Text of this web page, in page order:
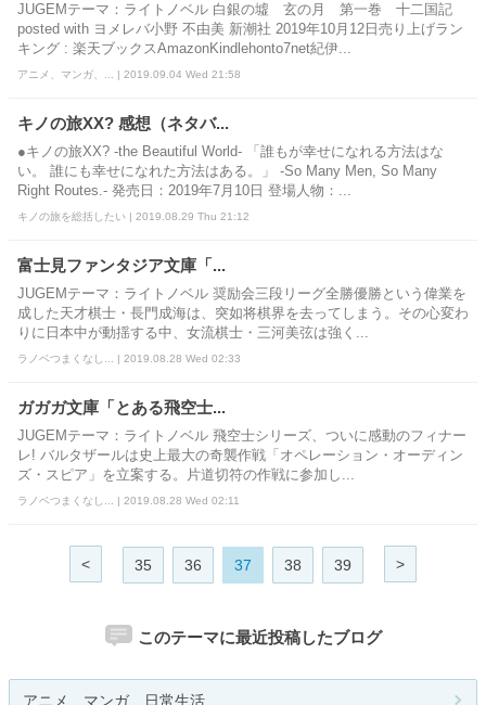
JUGEMテーマ：ライトノベル 白銀の墟 玄の月 第一巻 十二国記
posted with ヨメレバ小野 不由美 新潮社 2019年10月12日売り上げラン
キング : 楽天ブックスAmazonKindlehonto7net紀伊...
アニメ、マンガ、... | 2019.09.04 Wed 21:58
キノの旅XX? 感想（ネタバ...
●キノの旅XX? -the Beautiful World- 「誰もが幸せになれる方法はな
い。 誰にも幸せになれた方法はある。」 -So Many Men, So Many
Right Routes.- 発売日：2019年7月10日 登場人物：...
キノの旅を総括したい | 2019.08.29 Thu 21:12
富士見ファンタジア文庫「...
JUGEMテーマ：ライトノベル 奨励会三段リーグ全勝優勝という偉業を
成した天才棋士・長門成海は、突如将棋界を去ってしまう。その心変わ
りに日本中が動揺する中、女流棋士・三河美弦は強く...
ラノベつまくなし... | 2019.08.28 Wed 02:33
ガガガ文庫「とある飛空士...
JUGEMテーマ：ライトノベル 飛空士シリーズ、ついに感動のフィナー
レ! バルタザールは史上最大の奇襲作戦「オペレーション・オーディン
ズ・スピア」を立案する。片道切符の作戦に参加し...
ラノベつまくなし... | 2019.08.28 Wed 02:11
< 35 36 37 38 39 >
このテーマに最近投稿したブログ
アニメ、マンガ、日常生活